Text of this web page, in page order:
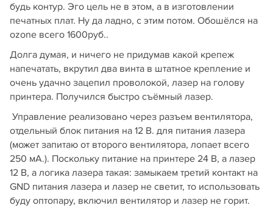
будь контур. Эго цель не в этом, а в изготовлении
печатных плат. Ну да ладно, с этим потом. Обошёлся на
ozone всего 1600руб..
Долга думая, и ничего не придумав какой крепеж
напечатать, вкрутил два винта в штатное крепление и
очень удачно зацепил проволокой, лазер на голову
принтера. Получился быстро съёмный лазер.
Управление реализовано через разъем вентилятора,
отдельный блок питания на 12 В. для питания лазера
(может запитаю от второго вентилятора, лопает всего
250 мА.). Поскольку питание на принтере 24 В, а лазер
12 В, а логика лазера такая: замыкаем третий контакт на
GND питания лазера и лазер не светит, то использовать
буду оптопару, включил вентилятор и лазер не горит.